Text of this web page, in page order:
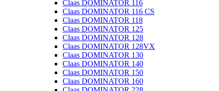
Claas DOMINATOR 116
Claas DOMINATOR 116 CS
Claas DOMINATOR 118
Claas DOMINATOR 125
Claas DOMINATOR 128
Claas DOMINATOR 128VX
Claas DOMINATOR 130
Claas DOMINATOR 140
Claas DOMINATOR 150
Claas DOMINATOR 160